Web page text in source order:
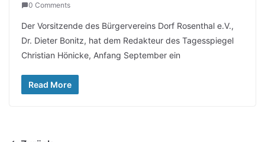
0 Comments
Der Vorsitzende des Bürgervereins Dorf Rosenthal e.V.,
Dr. Dieter Bonitz, hat dem Redakteur des Tagesspiegel
Christian Hönicke, Anfang September ein
Read More